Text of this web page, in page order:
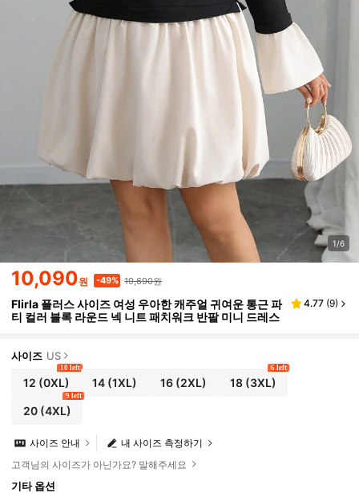
1/6
10,090원 -49% 19,690원
Flirla 플러스 사이즈 여성 우아한 캐주얼 귀여운 통근 파
티 컬러 블록 라운드 넥 니트 패치워크 반팔 미니 드레스
4.77 (9)
사이즈 US
12 (0XL)
10 left
14 (1XL) 16(2XL) 18(3XL)
6 left
20(4XL)
9 left
내 사이즈 측정하기
사이즈 안내
고객님의 사이즈가 아닌가요? 말해주세요
기타 옵션